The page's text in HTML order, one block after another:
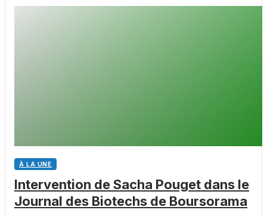
À LA UNE
Intervention de Sacha Pouget dans le
Journal des Biotechs de Boursorama